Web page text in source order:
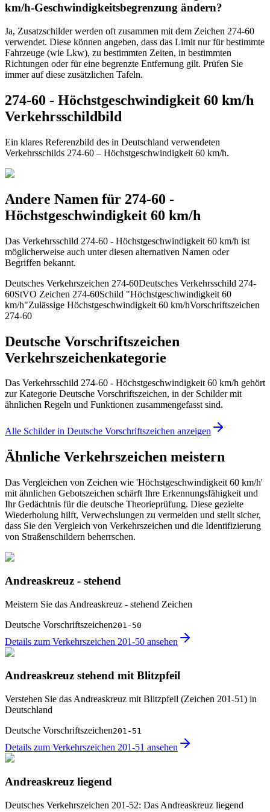
km/h-Geschwindigkeitsbegrenzung ändern?
Ja, Zusatzschilder werden oft zusammen mit dem Zeichen 274-60
verwendet. Diese können angeben, dass das Limit nur für bestimmte
Fahrzeuge (wie Lkw), zu bestimmten Zeiten, in bestimmten
Richtungen oder für eine begrenzte Entfernung gilt. Prüfen Sie
immer auf diese zusätzlichen Tafeln.
274-60 - Höchstgeschwindigkeit 60 km/h
Verkehrsschildbild
Ein klares Referenzbild des in Deutschland verwendeten
Verkehrsschilds 274-60 – Höchstgeschwindigkeit 60 km/h.
Andere Namen für 274-60 -
Höchstgeschwindigkeit 60 km/h
Das Verkehrsschild 274-60 - Höchstgeschwindigkeit 60 km/h ist
möglicherweise auch unter diesen alternativen Namen oder
Begriffen bekannt.
Deutsches Verkehrszeichen 274-60Deutsches Verkehrsschild 274-
60StVO Zeichen 274-60Schild "Höchstgeschwindigkeit 60
km/h"Zulässige Höchstgeschwindigkeit 60 km/hVorschriftszeichen
274-60
Deutsche Vorschriftszeichen
Verkehrszeichenkategorie
Das Verkehrsschild 274-60 - Höchstgeschwindigkeit 60 km/h gehört
zur Kategorie Deutsche Vorschriftszeichen, in der Schilder mit
ähnlichen Regeln und Funktionen zusammengefasst sind.
Alle Schilder in Deutsche Vorschriftszeichen anzeigen
Ähnliche Verkehrszeichen meistern
Das Vergleichen von Zeichen wie 'Höchstgeschwindigkeit 60 km/h'
mit ähnlichen Gebotszeichen schärft Ihre Erkennungsfähigkeit und
Ihr Gedächtnis für die deutsche Theorieprüfung. Diese gezielte
Wiederholung hilft, Verwechslungen zu vermeiden und stellt sicher,
dass Sie den Vergleich von Verkehrszeichen und die Identifizierung
von Straßenschildern beherrschen.
Andreaskreuz - stehend
Meistern Sie das Andreaskreuz - stehend Zeichen
Deutsche Vorschriftszeichen201-50
Details zum Verkehrszeichen 201-50 ansehen
Andreaskreuz stehend mit Blitzpfeil
Verstehen Sie das Andreaskreuz mit Blitzpfeil (Zeichen 201-51) in
Deutschland
Deutsche Vorschriftszeichen201-51
Details zum Verkehrszeichen 201-51 ansehen
Andreaskreuz liegend
Deutsches Verkehrszeichen 201-52: Das Andreaskreuz liegend